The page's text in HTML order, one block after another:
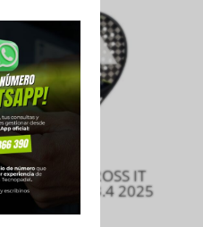
PALETA CROSS IT
CONTROL 3.4 2025
₲2.750.000